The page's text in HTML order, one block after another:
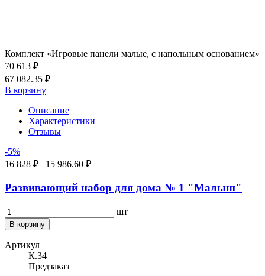
Комплект «Игровые панели малые, с напольным основанием»
70 613 ₽
67 082.35 ₽
В корзину
Описание
Характеристики
Отзывы
-5%
16 828 ₽
15 986.60 ₽
Развивающий набор для дома № 1 "Малыш"
шт
В корзину
Артикул
К.34
Предзаказ